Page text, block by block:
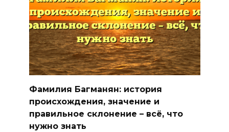
Фамилия Багманян: история
происхождения, значение и
правильное склонение – всё, что
нужно знать